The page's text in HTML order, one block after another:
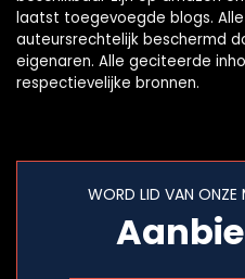
laatst toegevoegde blogs.
auteursrechtelijk beschermd
eigenaren. Alle geciteerde
respectievelijke bronnen.
WORD LID VAN ONZE